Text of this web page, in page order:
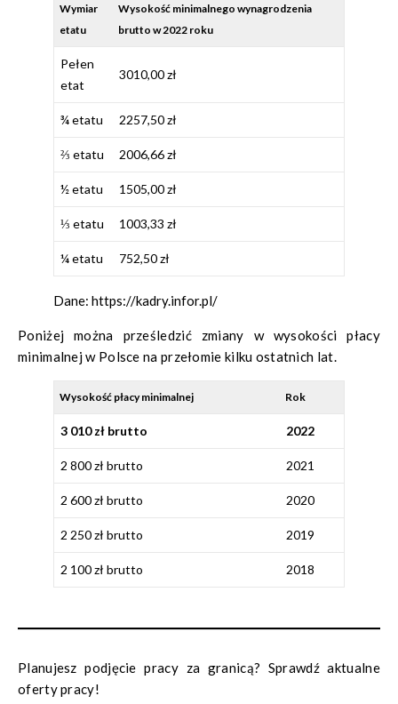
Wymiar
etatu
Wysokość minimalnego wynagrodzenia
brutto w 2022 roku
Pełen
etat
3010,00 zł
¾ etatu 2257,50 zł
⅔ etatu 2006,66 zł
½ etatu 1505,00 zł
⅓ etatu 1003,33 zł
¼ etatu 752,50 zł
Dane: https://kadry.infor.pl/
Poniżej można prześledzić zmiany w wysokości płacy
minimalnej w Polsce na przełomie kilku ostatnich lat.
Wysokość płacy minimalnej Rok
3 010 zł brutto 2022
2 800 zł brutto 2021
2 600 zł brutto 2020
2 250 zł brutto 2019
2 100 zł brutto 2018
Planujesz podjęcie pracy za granicą? Sprawdź aktualne
oferty pracy!